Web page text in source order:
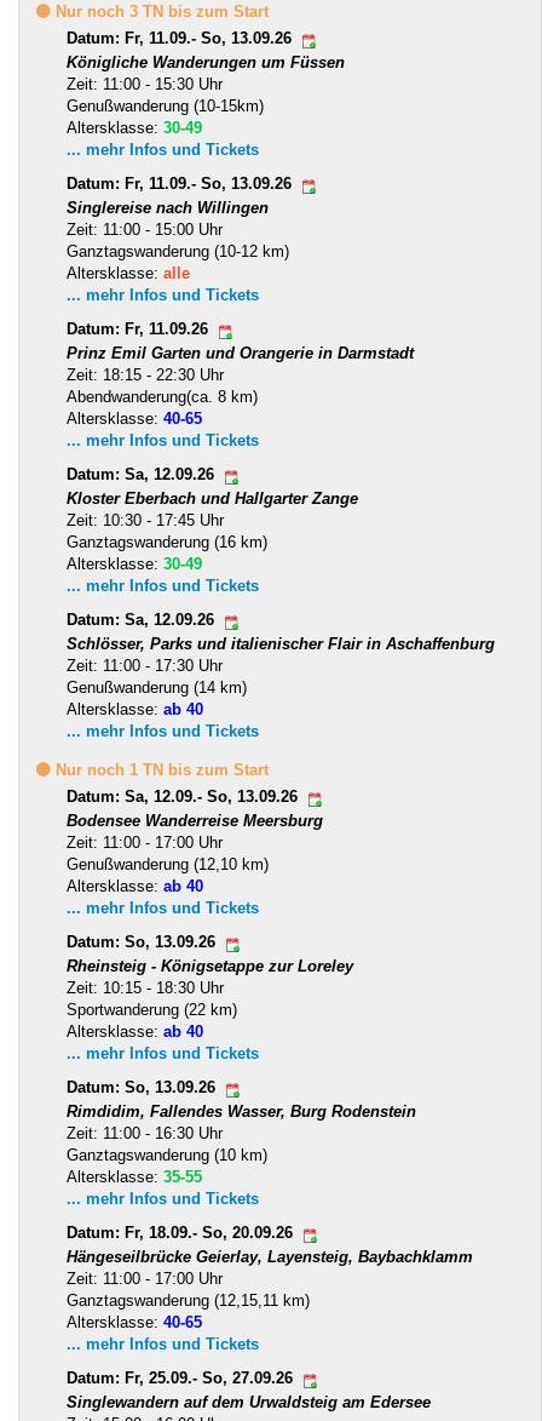
🟡 Nur noch 3 TN bis zum Start
Datum: Fr, 11.09.- So, 13.09.26
Königliche Wanderungen um Füssen
Zeit: 11:00 - 15:30 Uhr
Genußwanderung (10-15km)
Altersklasse: 30-49
... mehr Infos und Tickets
Datum: Fr, 11.09.- So, 13.09.26
Singlereise nach Willingen
Zeit: 11:00 - 15:00 Uhr
Ganztagswanderung (10-12 km)
Altersklasse: alle
... mehr Infos und Tickets
Datum: Fr, 11.09.26
Prinz Emil Garten und Orangerie in Darmstadt
Zeit: 18:15 - 22:30 Uhr
Abendwanderung(ca. 8 km)
Altersklasse: 40-65
... mehr Infos und Tickets
Datum: Sa, 12.09.26
Kloster Eberbach und Hallgarter Zange
Zeit: 10:30 - 17:45 Uhr
Ganztagswanderung (16 km)
Altersklasse: 30-49
... mehr Infos und Tickets
Datum: Sa, 12.09.26
Schlösser, Parks und italienischer Flair in Aschaffenburg
Zeit: 11:00 - 17:30 Uhr
Genußwanderung (14 km)
Altersklasse: ab 40
... mehr Infos und Tickets
🟡 Nur noch 1 TN bis zum Start
Datum: Sa, 12.09.- So, 13.09.26
Bodensee Wanderreise Meersburg
Zeit: 11:00 - 17:00 Uhr
Genußwanderung (12,10 km)
Altersklasse: ab 40
... mehr Infos und Tickets
Datum: So, 13.09.26
Rheinsteig - Königsetappe zur Loreley
Zeit: 10:15 - 18:30 Uhr
Sportwanderung (22 km)
Altersklasse: ab 40
... mehr Infos und Tickets
Datum: So, 13.09.26
Rimdidim, Fallendes Wasser, Burg Rodenstein
Zeit: 11:00 - 16:30 Uhr
Ganztagswanderung (10 km)
Altersklasse: 35-55
... mehr Infos und Tickets
Datum: Fr, 18.09.- So, 20.09.26
Hängeseilbrücke Geierlay, Layensteig, Baybachklamm
Zeit: 11:00 - 17:00 Uhr
Ganztagswanderung (12,15,11 km)
Altersklasse: 40-65
... mehr Infos und Tickets
Datum: Fr, 25.09.- So, 27.09.26
Singlewandern auf dem Urwaldsteig am Edersee